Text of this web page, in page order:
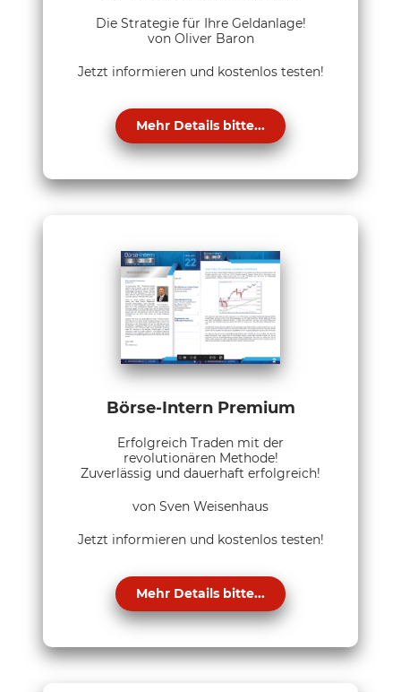
Die Strategie für Ihre Geldanlage!
von Oliver Baron
Jetzt informieren und kostenlos testen!
Mehr Details bitte...
Börse-Intern Premium
Erfolgreich Traden mit der
revolutionären Methode!
Zuverlässig und dauerhaft erfolgreich!
von Sven Weisenhaus
Jetzt informieren und kostenlos testen!
Mehr Details bitte...